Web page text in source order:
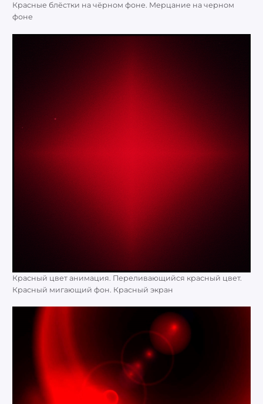
Красные блёстки на чёрном фоне. Мерцание на черном
фоне
Красный цвет анимация. Переливающийся красный цвет.
Красный мигающий фон. Красный экран